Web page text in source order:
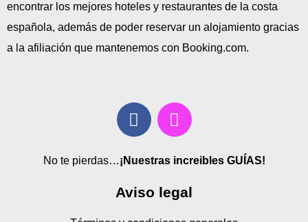
encontrar los mejores hoteles y restaurantes de la costa
española, además de poder reservar un alojamiento gracias
a la afiliación que mantenemos con Booking.com.
No te pierdas…¡Nuestras increibles GUÍAS!
Aviso legal